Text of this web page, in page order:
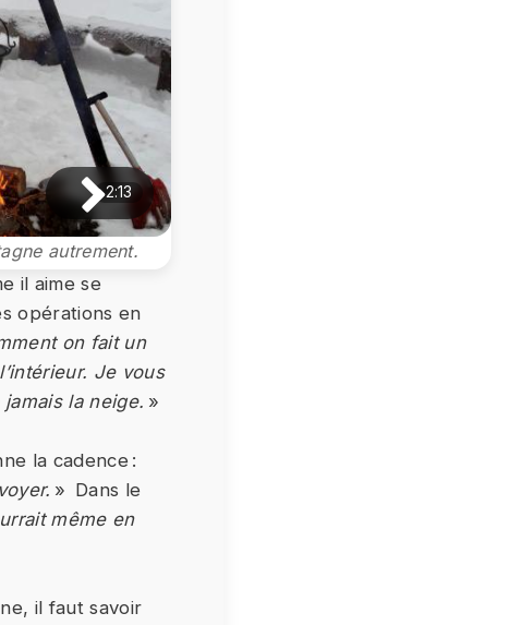
2:13
autrement.
il aime se
opérations en
on fait un
Je vous
la neige. »
la cadence :
» Dans le
même en
il faut savoir